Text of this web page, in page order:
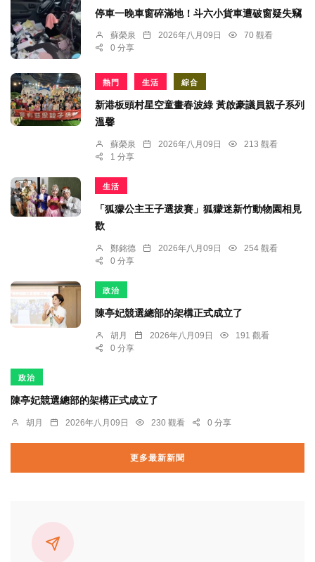
停車一晚車窗碎滿地！斗六小貨車遭破窗疑失竊
蘇榮泉 2026年八月09日
70 觀看
0 分享
熱門 生活 綜合
新港板頭村星空童畫春波綠 黃啟豪議員親子系列
溫馨
蘇榮泉 2026年八月09日
213 觀看
1 分享
生活
「狐獴公主王子選拔賽」狐獴迷新竹動物園相見
歡
鄭銘德 2026年八月09日
254 觀看
0 分享
政治
陳亭妃競選總部的架構正式成立了
胡月 2026年八月09日
191 觀看
0 分享
政治
陳亭妃競選總部的架構正式成立了
胡月 2026年八月09日 230 觀看 0 分享
更多最新新聞